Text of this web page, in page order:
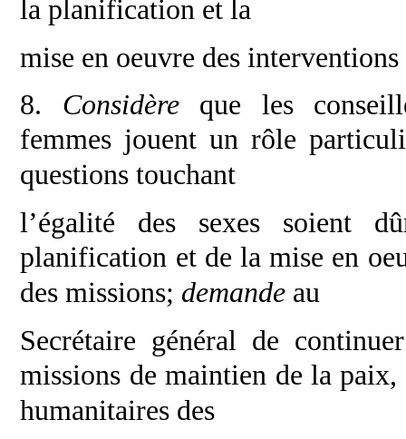
la planification et la
mise en oeuvre des interventions
8. Considère que les
femmes jouent un rôle
questions touchant
l’égalité des sexes soient
planification et de lamise en
des missions; demande au
Secrétaire général de
missions demaintien de la paix,
humanitaires des